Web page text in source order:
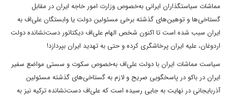
مماشات سیاستگذاران ایرانی به‌خصوص وزارت امور خاجه ایران در مقابل
گستاخی‌ها و توهین‌های گذشته برخی مسئولین دولت یا وابستگان علی‌اف به
ایران سبب شده است تا اکنون شخص الهام علی‌اف دیکتاتور دست‌نشانده دولت
اردوغان، علیه ایران پرخاشگری کرده و حتی به تهدید ایران بپردازد!
سیاست مماشات ایران با دولت علی‌اف به‌خصوص سکوت و سستی مواضع سفیر
ایران در باکو در پاسخگویی صریح و لازم به گستاخی‌های گذشته مسئولین
آذربایجانی در نهایت به جایی رسیده است که علی‌اف دست‌نشانده ترکیه نیز به